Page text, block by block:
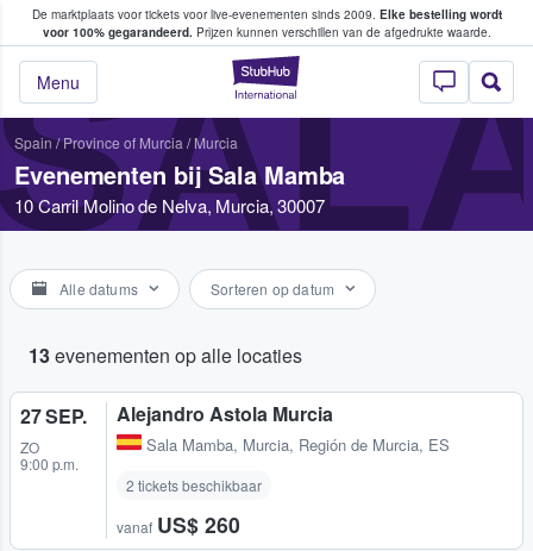
De marktplaats voor tickets voor live-evenementen sinds 2009. Elke bestelling wordt
voor 100% gegarandeerd.Prijzen kunnen verschillen van de afgedrukte waarde.
StubHub: waar
Menu
tickets kopen en verkopen
Spain/Province of Murcia / Murcia
Evenementen bij Sala Mamba
10 Carril Molino de Nelva, Murcia, 30007
Alle datums Sorteren op datum
13evenementen op alle locaties
27 SEP.
ZO
9:00 p.m.
Alejandro Astola Murcia
Sala Mamba, Murcia, Región de Murcia, ES
2 tickets beschikbaar
vanaf US$ 260